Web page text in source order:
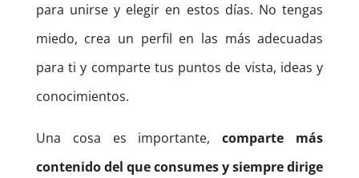
para unirse y elegir en estos días. No tengas
miedo, crea un perfil en las más adecuadas
para ti y comparte tus puntos de vista, ideas y
conocimientos.
Una cosa es importante,comparte más
contenido del que consumes y siempre dirige